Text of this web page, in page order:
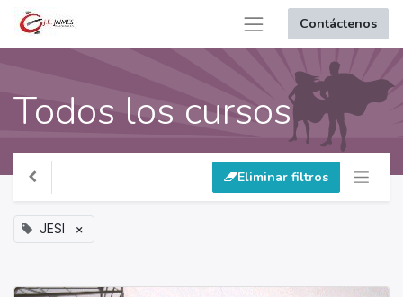
Contáctenos
Todos los cursos
Eliminar filtros
JESI ×